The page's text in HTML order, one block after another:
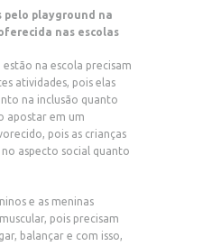
pelo playground na
nas escolas
estão na escola precisam
atividades, pois elas
na inclusão quanto
apostar em um
pois as crianças
aspecto social quanto
e as meninas
pois precisam
balançar e com isso,